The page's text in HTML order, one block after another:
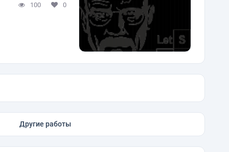
100 0
Другие работы